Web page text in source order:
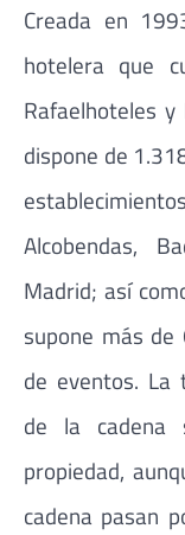
Creada en
hotelera que
Rafaelhoteles
dispone de
Alcobendas,
Madrid; así
supone más
de eventos. La
de la cadena
propiedad,
cadena pasan